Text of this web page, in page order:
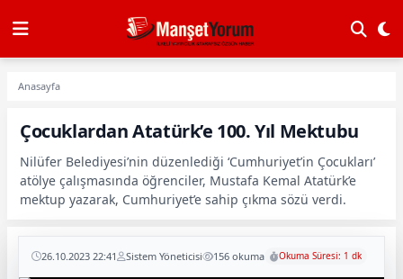
Anasayfa
Çocuklardan Atatürk’e 100. Yıl Mektubu
Nilüfer Belediyesi’nin düzenlediği ‘Cumhuriyet’in Çocukları’
atölye çalışmasında öğrenciler, Mustafa Kemal Atatürk’e
mektup yazarak, Cumhuriyet’e sahip çıkma sözü verdi.
26.10.2023 22:41 Sistem Yöneticisi 156 okuma Okuma Süresi: 1 dk